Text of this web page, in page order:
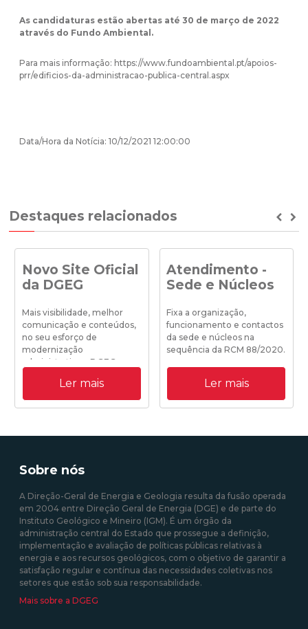
As candidaturas estão abertas até 30 de março de 2022
através do Fundo Ambiental.
Para mais informação: https://www.fundoambiental.pt/apoios-
prr/edificios-da-administracao-publica-central.aspx
Data/Hora da Notícia: 10/12/2021 12:00:00
Destaques relacionados
Novo Site Oficial
da DGEG
Mais visibilidade, melhor
comunicação e conteúdos,
no seu esforço de
modernização
administrativa a DGEG
institucional.
31/08/2020 09:00:00
Ler mais
Atendimento -
Sede e Núcleos
Fixa a organização,
funcionamento e contactos
da sede e núcleos na
sequência da RCM 88/2020.
19/10/2020 18:25:00
Ler mais
Sobre nós
A Direção-Geral de Energia e Geologia resulta da fusão operada
em 2004 entre Direção Geral de Energia (DGE) e de parte do
Instituto Geológico e Mineiro (IGM). É um órgão da
administração central do Estado que prossegue a definição,
implementação e avaliação de políticas públicas relativas à
energia e aos recursos geológicos, com o objetivo de garantir a
satisfação regular e contínua das necessidades coletivas nos
setores que estão sob sua responsabilidade.
Mais sobre a DGEG